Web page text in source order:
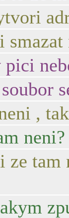
smazat
pici
,
neni?
ze